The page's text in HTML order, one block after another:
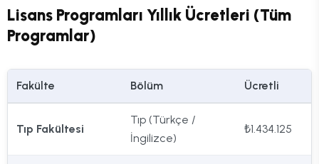
Lisans Programları Yıllık Ücretleri (Tüm
Programlar)
Fakülte Bölüm Ücretli
Tıp Fakültesi
Tıp (Türkçe /
İngilizce)
₺1.434.125